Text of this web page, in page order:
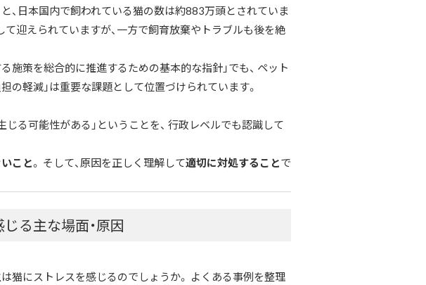
、日本国内で飼われている猫の数は約883万頭とされていま
迎えられていますが、一方で飼育放棄やトラブルも後を絶
施策を総合的に推進するための基本的な指針」でも、 ペット
の軽減」は重要な課題として位置づけられています。
じる可能性がある」ということを、 行政レベルでも認識して
こと。 そして、原因を正しく理解して適切に対処することで
る主な場面・原因
猫にストレスを感じるのでしょうか。 よくある事例を整理